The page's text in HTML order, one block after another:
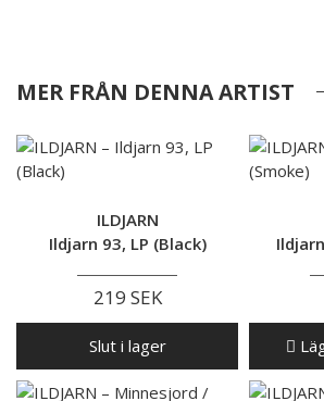
MER FRÅN DENNA ARTIST
ILDJARN
Ildjarn 93, LP (Black)
219 SEK
Slut i lager